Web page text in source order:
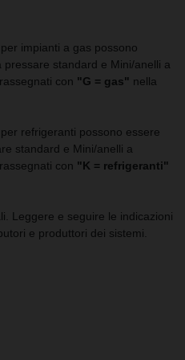
impianti a gas possono
standard e Mini/anelli a
con "G = gas" nella
refrigeranti possono essere
standard e Mini/anelli a
con "K = refrigeranti"
Leggere e seguire le indicazioni
e produttori dei sistemi.